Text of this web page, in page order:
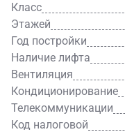
Класс
Этажей
Год постройки
Наличие лифта
Вентиляция
Кондиционирование
Телекоммуникации
Код налоговой